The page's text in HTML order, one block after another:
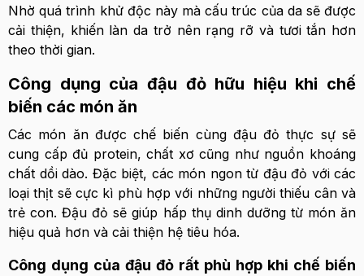
Nhờ quá trình khử độc này mà cấu trúc của da sẽ được
cải thiện, khiến làn da trở nên rạng rỡ và tươi tắn hơn
theo thời gian.
Công dụng của đậu đỏ hữu hiệu khi chế
biến các món ăn
Các món ăn được chế biến cùng đậu đỏ thực sự sẽ
cung cấp đủ protein, chất xơ cũng như nguồn khoáng
chất dồi dào. Đặc biệt, các món ngon từ đậu đỏ với các
loại thịt sẽ cực kì phù hợp với những người thiếu cân và
trẻ con. Đậu đỏ sẽ giúp hấp thụ dinh dưỡng từ món ăn
hiệu quả hơn và cải thiện hệ tiêu hóa.
Công dụng của đậu đỏ rất phù hợp khi chế biến